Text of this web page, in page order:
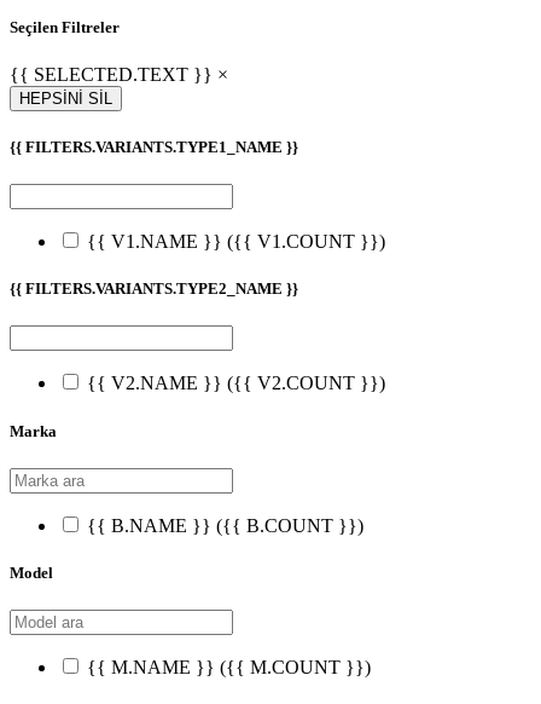
Seçilen Filtreler
{{ SELECTED.TEXT }} ×
HEPSİNİ SİL
{{ FILTERS.VARIANTS.TYPE1_NAME }}
{{ V1.NAME }} ({{ V1.COUNT }})
{{ FILTERS.VARIANTS.TYPE2_NAME }}
{{ V2.NAME }} ({{ V2.COUNT }})
Marka
{{ B.NAME }} ({{ B.COUNT }})
Model
{{ M.NAME }} ({{ M.COUNT }})